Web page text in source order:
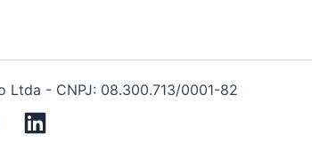
- CNPJ: 08.300.713/0001-82